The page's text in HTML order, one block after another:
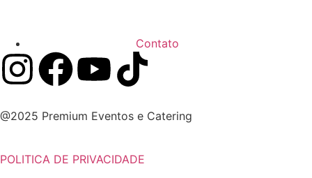
Contato
@2025 Premium Eventos e Catering
POLITICA DE PRIVACIDADE